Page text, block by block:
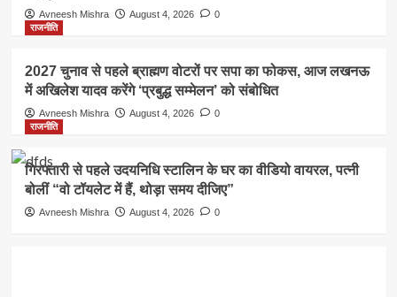
Avneesh Mishra August 4, 2026
0
राजनीति
2027 चुनाव से पहले ब्राह्मण वोटरों पर सपा का फोकस, आज लखनऊ
में अखिलेश यादव करेंगे ‘प्रबुद्ध सम्मेलन’ को संबोधित
Avneesh Mishra August 4, 2026
0
राजनीति
गिरफ्तारी से पहले उदयनिधि स्टालिन के घर का वीडियो वायरल, पत्नी
बोलीं “वो टॉयलेट में हैं, थोड़ा समय दीजिए”
Avneesh Mishra August 4, 2026 0